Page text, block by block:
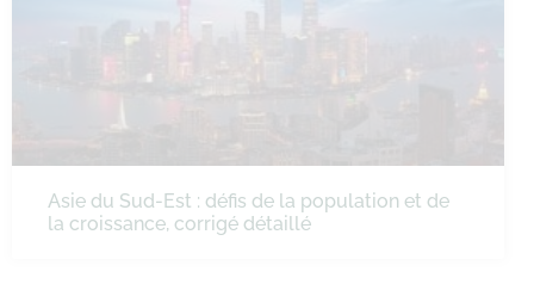
Asie du Sud-Est : défis de la population et de
la croissance, corrigé détaillé